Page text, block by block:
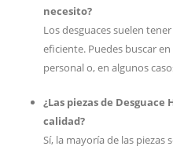
necesito?
Los desguaces suelen
eficiente. Puedes buscar
personal o, en algunos
¿Las piezas de Desguace
calidad?
Sí, la mayoría de las piezas